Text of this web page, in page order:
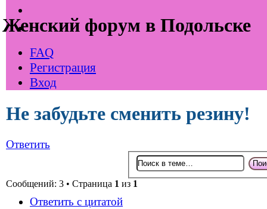
Женский форум в Подольске
FAQ
Регистрация
Вход
Не забудьте сменить резину!
Ответить
Сообщений: 3 • Страница 1 из 1
Ответить с цитатой